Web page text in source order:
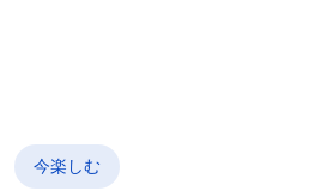
今楽しむ